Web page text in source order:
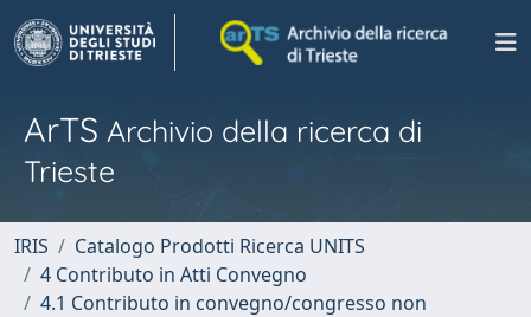
ArTS Archivio della ricerca di
Trieste
IRIS
Catalogo Prodotti Ricerca UNITS
4 Contributo in Atti Convegno
4.1 Contributo in convegno/congresso non